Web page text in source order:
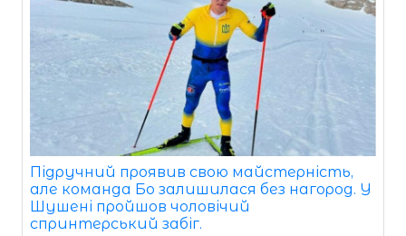
Підручний проявив свою майстерність,
але команда Бо залишилася без нагород. У
Шушені пройшов чоловічий
спринтерський забіг.